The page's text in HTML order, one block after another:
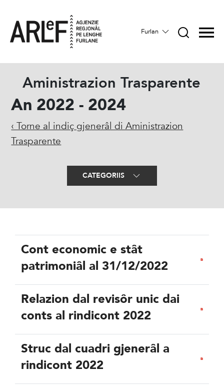
Furlan
Aministrazion Trasparente
An 2022 - 2024
‹ Torne al indiç gjenerâl di Aministrazion
Trasparente
CATEGORIIS
Cont economic e stât
patrimoniâl al 31/12/2022
Relazion dal revisôr unic dai
conts al rindicont 2022
Struc dal cuadri gjenerâl a
rindicont 2022